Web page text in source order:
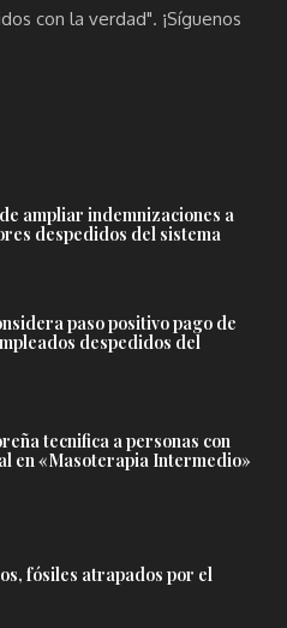
con la verdad". ¡Síguenos
ampliar indemnizaciones a
despedidos del sistema
paso positivo pago de
despedidos del
tecnifica a personas con
en «Masoterapia Intermedio»
fósiles atrapados por el